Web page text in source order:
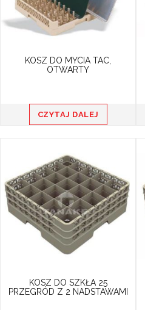
KOSZ DO MYCIA TAC,
OTWARTY
CZYTAJ DALEJ
KOSZ DO SZKŁA 25
PRZEGRÓD Z 2 NADSTAWAMI